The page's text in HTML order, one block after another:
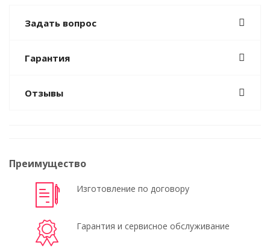
Задать вопрос
Гарантия
Отзывы
Преимущество
Изготовление по договору
Гарантия и сервисное обслуживание